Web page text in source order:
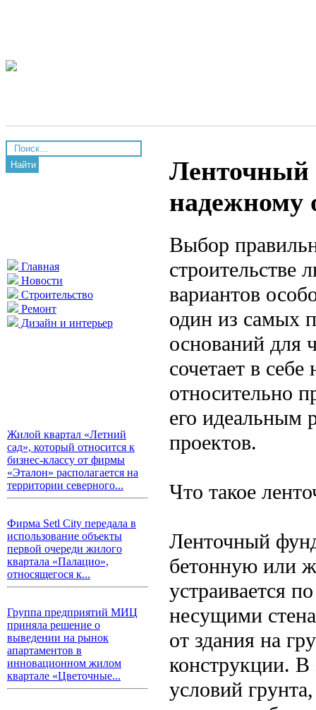
Найти
Главная
Новости
Строительство
Ремонт
Дизайн и интерьер
Жилой квартал «Летний
сад», который относится к
бизнес-классу от фирмы
«Эталон» располагается на
территории северного...
Фирма Setl City передала в
использование объекты
первой очереди жилого
квартала «Палацио»,
относящегося к...
Группа предприятий МИЦ
приняла решение о
выведении на рынок
апартаментов в
инновационном жилом
квартале «Цветочные...
Ленточный
надежному
Выбор
строительстве
вариантов
один из самых
оснований для
сочетает в
относительно
его идеальным
проектов.
Что такое
Ленточный
бетонную или
устраивается
несущими
от здания на
конструкции. В
условий